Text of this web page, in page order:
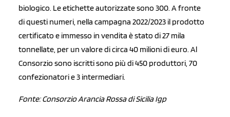
biologico. Le etichette autorizzate sono 300. A fronte
di questi numeri, nella campagna 2022/2023 il prodotto
certificato e immesso in vendita è stato di 27 mila
tonnellate, per un valore di circa 40 milioni di euro. Al
Consorzio sono iscritti sono più di 450 produttori, 70
confezionatori e 3 intermediari.
Fonte: Consorzio Arancia Rossa di Sicilia Igp